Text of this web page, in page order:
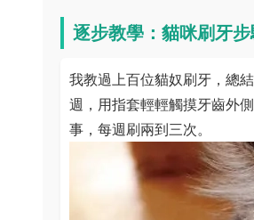
逐步教學：貓咪刷牙
我教過上百位貓奴刷牙，總
週，用指套輕輕觸摸牙齒外
事，每週刷兩到三次。